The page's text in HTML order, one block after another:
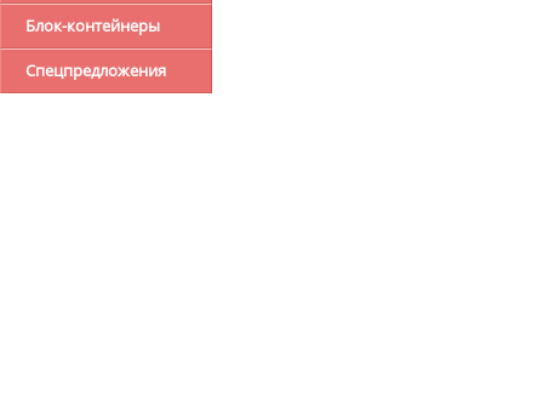
Блок-контейнеры
Спецпредложения